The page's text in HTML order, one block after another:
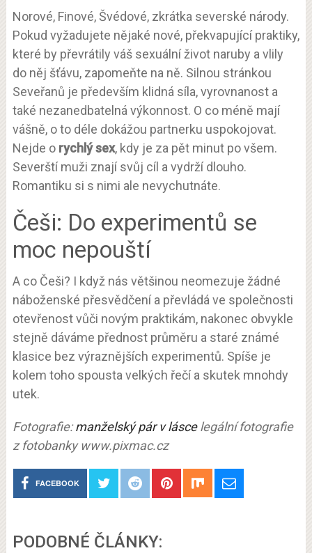
Norové, Finové, Švédové, zkrátka severské národy.
Pokud vyžadujete nějaké nové, překvapující praktiky,
které by převrátily váš sexuální život naruby a vlily
do něj šťávu, zapomeňte na ně. Silnou stránkou
Seveřanů je především klidná síla, vyrovnanost a
také nezanedbatelná výkonnost. O co méně mají
vášně, o to déle dokážou partnerku uspokojovat.
Nejde o rychlý sex, kdy je za pět minut po všem.
Severští muži znají svůj cíl a vydrží dlouho.
Romantiku si s nimi ale nevychutnáte.
Češi: Do experimentů se
moc nepouští
A co Češi? I když nás většinou neomezuje žádné
náboženské přesvědčení a převládá ve společnosti
otevřenost vůči novým praktikám, nakonec obvykle
stejně dáváme přednost průměru a staré známé
klasice bez výraznějších experimentů. Spíše je
kolem toho spousta velkých řečí a skutek mnohdy
utek.
Fotografie:manželský pár v láscelegální fotografie
z fotobanky www.pixmac.cz
FACEBOOK
PODOBNÉ ČLÁNKY: